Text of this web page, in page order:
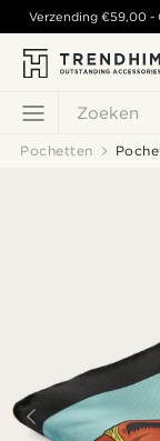
Zoeken
Verzending€59,00 -
Pochetten